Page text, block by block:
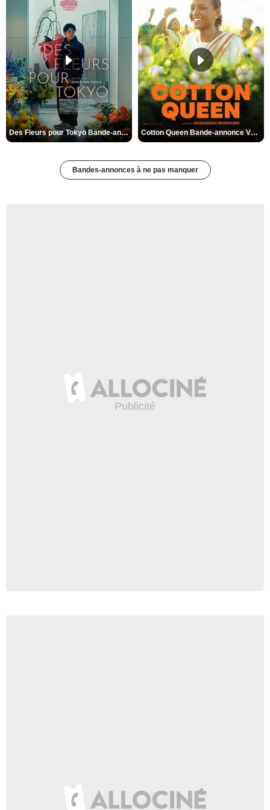
Des Fleurs pour Tokyo Bande-annonce VO STFR Cotton Queen Bande-annonce VO STFR
Bandes-annonces à ne pas manquer